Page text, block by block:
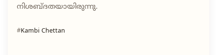
നിശബ്ദതയായിരുന്നു.
Kambi Chettan